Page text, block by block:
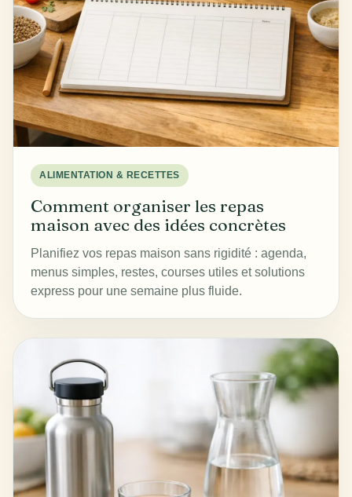
ALIMENTATION & RECETTES
Comment organiser les repas
maison avec des idées concrètes
Planifiez vos repas maison sans rigidité : agenda,
menus simples, restes, courses utiles et solutions
express pour une semaine plus fluide.